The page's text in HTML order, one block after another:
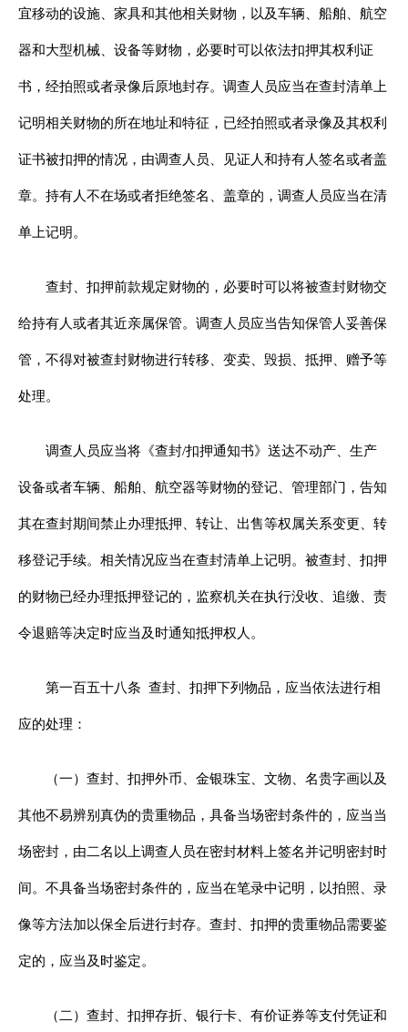
宜移动的设施、家具和其他相关财物，以及车辆、船舶、航空
器和大型机械、设备等财物，必要时可以依法扣押其权利证
书，经拍照或者录像后原地封存。调查人员应当在查封清单上
记明相关财物的所在地址和特征，已经拍照或者录像及其权利
证书被扣押的情况，由调查人员、见证人和持有人签名或者盖
章。持有人不在场或者拒绝签名、盖章的，调查人员应当在清
单上记明。
查封、扣押前款规定财物的，必要时可以将被查封财物交
给持有人或者其近亲属保管。调查人员应当告知保管人妥善保
管，不得对被查封财物进行转移、变卖、毁损、抵押、赠予等
处理。
调查人员应当将《查封/扣押通知书》送达不动产、生产
设备或者车辆、船舶、航空器等财物的登记、管理部门，告知
其在查封期间禁止办理抵押、转让、出售等权属关系变更、转
移登记手续。相关情况应当在查封清单上记明。被查封、扣押
的财物已经办理抵押登记的，监察机关在执行没收、追缴、责
令退赔等决定时应当及时通知抵押权人。
第一百五十八条 查封、扣押下列物品，应当依法进行相
应的处理：
（一）查封、扣押外币、金银珠宝、文物、名贵字画以及
其他不易辨别真伪的贵重物品，具备当场密封条件的，应当当
场密封，由二名以上调查人员在密封材料上签名并记明密封时
间。不具备当场密封条件的，应当在笔录中记明，以拍照、录
像等方法加以保全后进行封存。查封、扣押的贵重物品需要鉴
定的，应当及时鉴定。
（二）查封、扣押存折、银行卡、有价证券等支付凭证和